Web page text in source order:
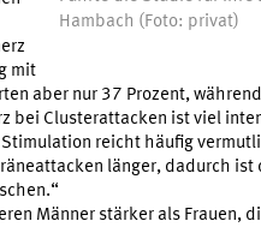
Hambach (Foto: privat)
mit
aber nur 37 Prozent,
bei Clusterattacken ist viel
reicht häufig
länger, dadurch
Männer stärker als Frauen,